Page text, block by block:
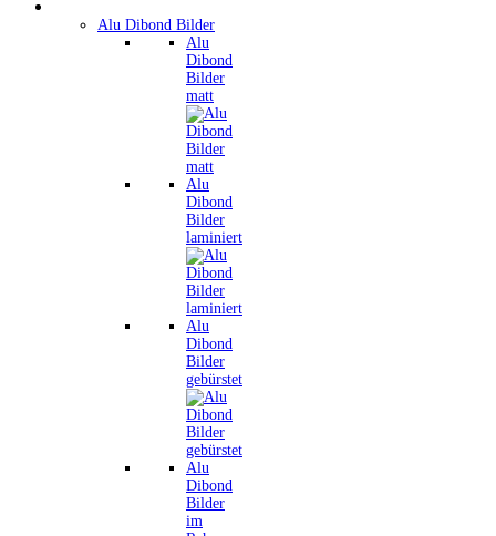
Alu Dibond Bilder
Alu
Dibond
Bilder
matt
Alu
Dibond
Bilder
laminiert
Alu
Dibond
Bilder
gebürstet
Alu
Dibond
Bilder
im